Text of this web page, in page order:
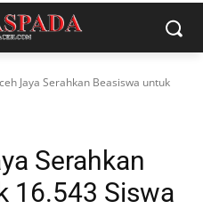
Jaya Serahkan Beasiswa untuk
Serahkan
16.543 Siswa